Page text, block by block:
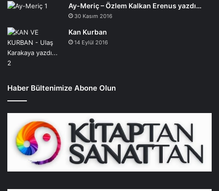
Ay-Meriç – Özlem Kalkan Erenus yazdı…
30 Kasım 2016
Kan Kurban
14 Eylül 2016
Haber Bültenimize Abone Olun